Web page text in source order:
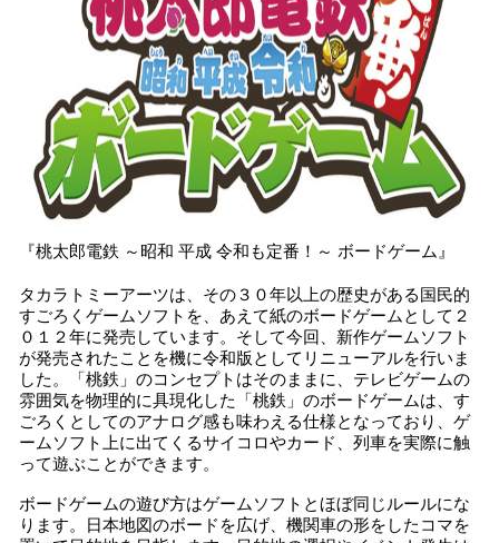
『桃太郎電鉄 ～昭和 平成 令和も定番！～ ボードゲーム』
タカラトミーアーツは、その３０年以上の歴史がある国民的
すごろくゲームソフトを、あえて紙のボードゲームとして２
０１２年に発売しています。そして今回、新作ゲームソフト
が発売されたことを機に令和版としてリニューアルを行いま
した。「桃鉄」のコンセプトはそのままに、テレビゲームの
雰囲気を物理的に具現化した「桃鉄」のボードゲームは、す
ごろくとしてのアナログ感も味わえる仕様となっており、ゲ
ームソフト上に出てくるサイコロやカード、列車を実際に触
って遊ぶことができます。
ボードゲームの遊び方はゲームソフトとほぼ同じルールにな
ります。日本地図のボードを広げ、機関車の形をしたコマを